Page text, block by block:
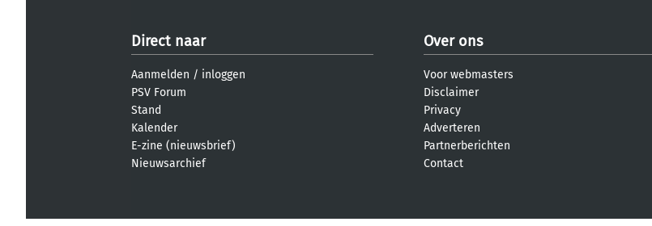
Direct naar
Aanmelden / inloggen
PSV Forum
Stand
Kalender
E-zine (nieuwsbrief)
Nieuwsarchief
Over ons
Voor webmasters
Disclaimer
Privacy
Adverteren
Partnerberichten
Contact